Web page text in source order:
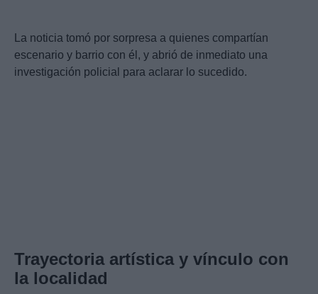
La noticia tomó por sorpresa a quienes compartían
escenario y barrio con él, y abrió de inmediato una
investigación policial para aclarar lo sucedido.
Trayectoria artística y vínculo con
la localidad